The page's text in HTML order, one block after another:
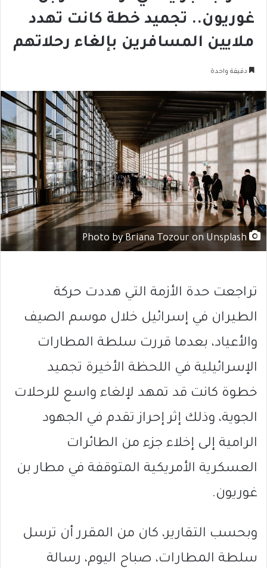
غوريون.. تجميد خطة كانت تهدد
ملايين المسافرين بإلغاء رحلاتهم
دقيقة واحدة
تراجعت حدة الأزمة التي هددت حركة
الطيران في إسرائيل خلال موسم الصيف
والأعياد، بعدما قررت سلطة المطارات
الإسرائيلية في اللحظة الأخيرة تجميد
خطوة كانت قد تمهد لإلغاء واسع للرحلات
الجوية، وذلك إثر إحراز تقدم في الجهود
الرامية إلى إخلاء جزء من الطائرات
العسكرية الأمريكية المتوقفة في مطار بن
غوريون.
وبحسب التقارير، كان من المقرر أن ترسل
سلطة المطارات، صباح اليوم، رسالة